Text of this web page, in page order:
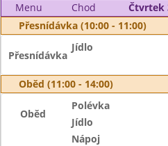
Menu Chod
Čtvrtek
Přesnídávka (10:00 - 11:00)
Přesnídávka
Jídlo
Oběd (11:00 - 14:00)
Oběd
Polévka
Jídlo
Nápoj